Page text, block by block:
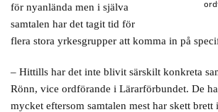
för nyanlända men i själva
samtalen har det tagit tid för
flera stora yrkesgrupper att komma in på
– Hittills har det inte blivit särskilt konkreta
Rönn, vice ordförande i Lärarförbundet. De
mycket eftersom samtalen mest har skett